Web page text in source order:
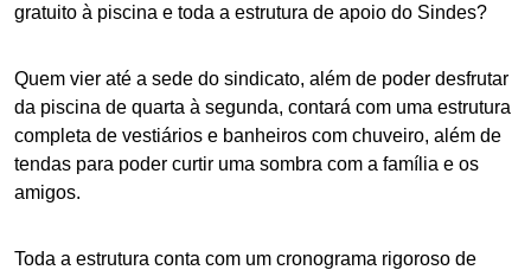
gratuito à piscina e toda a estrutura de apoio do Sindes?
Quem vier até a sede do sindicato, além de poder desfrutar
da piscina de quarta à segunda, contará com uma estrutura
completa de vestiários e banheiros com chuveiro, além de
tendas para poder curtir uma sombra com a família e os
amigos.
Toda a estrutura conta com um cronograma rigoroso de